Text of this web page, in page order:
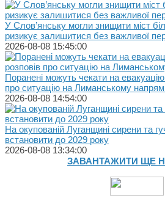
У Слов’янську могли знищити міст
ризикує залишитися без важливої
2026-08-08 15:45:00
Поранені можуть чекати на
про ситуацію на Лиманському
2026-08-08 14:54:00
На окупованій Луганщині сирени та
встановити до 2029 року
2026-08-08 13:34:00
ЗАВАНТАЖИТИ ЩЕ